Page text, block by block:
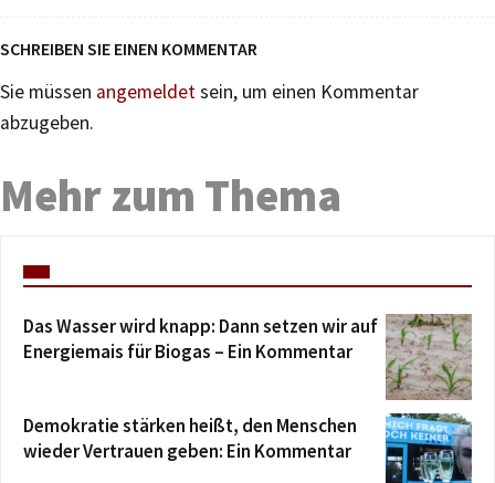
SCHREIBEN SIE EINEN KOMMENTAR
Sie müssen angemeldetsein, um einen Kommentar
abzugeben.
Mehr zum Thema
Das Wasser wird knapp: Dann setzen wir auf
Energiemais für Biogas – Ein Kommentar
Demokratie stärken heißt, den Menschen
wieder Vertrauen geben: Ein Kommentar